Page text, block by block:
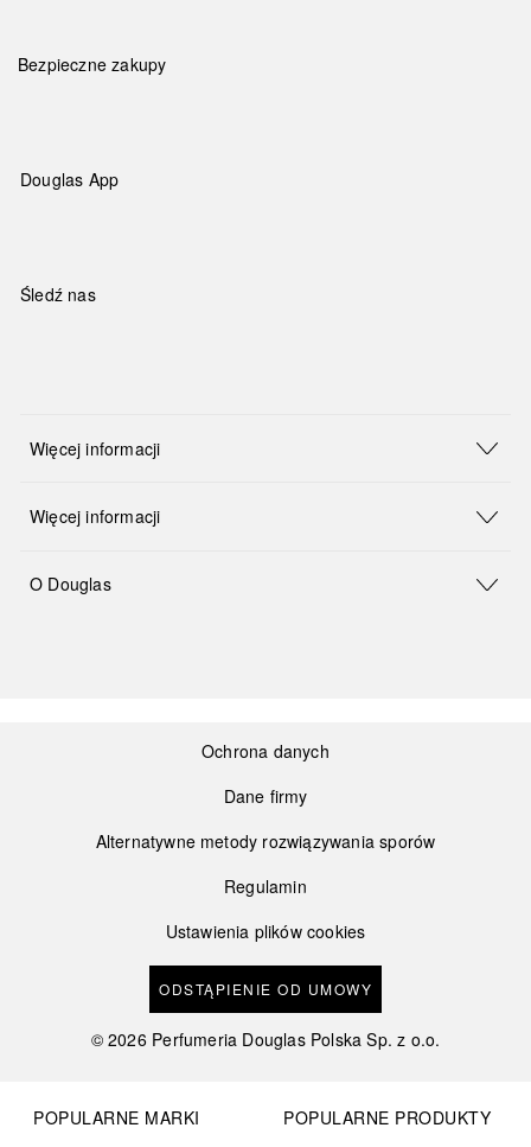
Bezpieczne zakupy
Douglas App
Śledź nas
Więcej informacji
Więcej informacji
O Douglas
Ochrona danych
Dane firmy
Alternatywne metody rozwiązywania sporów
Regulamin
Ustawienia plików cookies
ODSTĄPIENIE OD UMOWY
©2026 Perfumeria Douglas Polska Sp. z o.o.
POPULARNE MARKI
POPULARNE PRODUKTY